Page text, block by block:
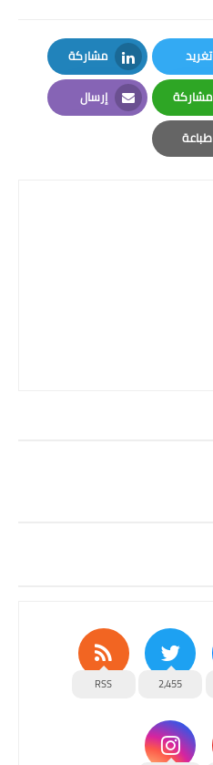
تغريد
Twitter
مشاركة
LinkedIn
مشاركة
Whatsapp
إرسال
Email
طباعة
Print
2,455
RSS